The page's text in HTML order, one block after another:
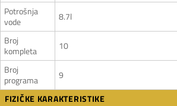
Potrošnja
vode
8.7l
Broj
kompleta
10
Broj
programa
9
FIZIČKE KARAKTERISTIKE